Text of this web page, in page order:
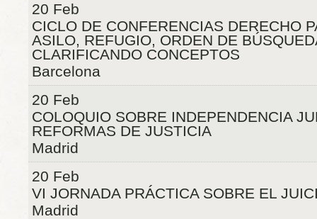
20 Feb
CICLO DE CONFERENCIAS DERECHO
ASILO, REFUGIO, ORDEN DE
CLARIFICANDO CONCEPTOS
Barcelona
20 Feb
COLOQUIO SOBRE INDEPENDENCIA
REFORMAS DE JUSTICIA
Madrid
20 Feb
VI JORNADA PRÁCTICA SOBRE EL
Madrid